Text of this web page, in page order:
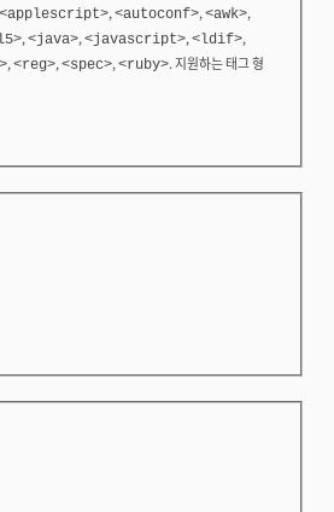
<applescript>, <autoconf>, <awk>,
, <java>, <javascript>, <ldif>,
, <reg>, <spec>, <ruby>. 지원하는 태그 형